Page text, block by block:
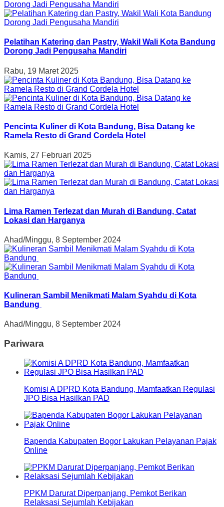
Pelatihan Katering dan Pastry, Wakil Wali Kota Bandung
Dorong Jadi Pengusaha Mandiri
Rabu, 19 Maret 2025
Pencinta Kuliner di Kota Bandung, Bisa Datang ke
Ramela Resto di Grand Cordela Hotel
Kamis, 27 Februari 2025
Lima Ramen Terlezat dan Murah di Bandung, Catat
Lokasi dan Harganya
Ahad/Minggu, 8 September 2024
Kulineran Sambil Menikmati Malam Syahdu di Kota
Bandung
Ahad/Minggu, 8 September 2024
Pariwara
Komisi A DPRD Kota Bandung, Mamfaatkan Regulasi
JPO Bisa Hasilkan PAD
Bapenda Kabupaten Bogor Lakukan Pelayanan Pajak
Online
PPKM Darurat Diperpanjang, Pemkot Berikan
Relaksasi Sejumlah Kebijakan